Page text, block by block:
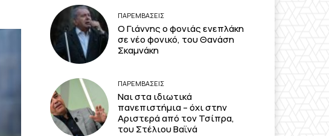
ΠΑΡΕΜΒΑΣΕΙΣ
Ο Γιάννης ο φονιάς ενεπλάκη
σε νέο φονικό, του Θανάση
Σκαμνάκη
ΠΑΡΕΜΒΑΣΕΙΣ
Ναι στα ιδιωτικά
πανεπιστήμια – όχι στην
Αριστερά από τον Τσίπρα,
του Στέλιου Βαϊνά